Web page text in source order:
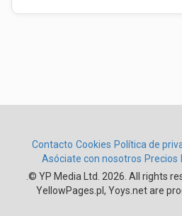
Contacto Cookies Política de
Asóciate con nosotros Precios
© YP Media Ltd. 2026. All rights
YellowPages.pl, Yoys.net are